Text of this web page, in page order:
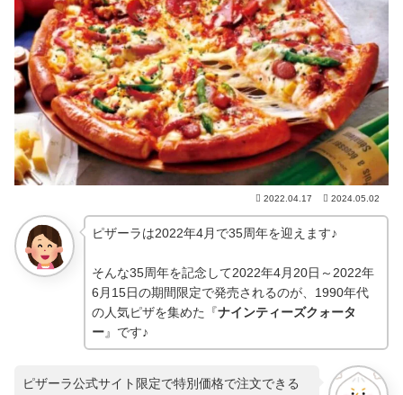
2022.04.17 2024.05.02
ピザーラは2022年4月で35周年を迎えます♪
そんな35周年を記念して2022年4月20日～2022年
6月15日の期間限定で発売されるのが、1990年代
の人気ピザを集めた『ナインティーズクォータ
ー』です♪
ピザーラ公式サイト限定で特別価格で注文できる